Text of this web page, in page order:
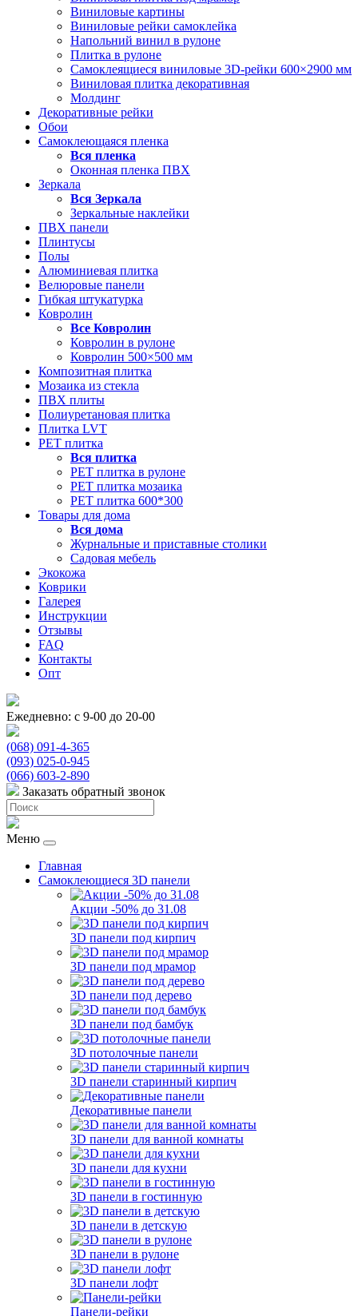
Виниловые картины
Виниловые рейки самоклейка
Напольний винил в рулоне
Плитка в рулоне
Самоклеящиеся виниловые 3D‑рейки 600×2900 мм
Виниловая плитка декоративная
Молдинг
Декоративные рейки
Обои
Самоклеющаяся пленка
Вся пленка
Оконная пленка ПВХ
Зеркала
Вся Зеркала
Зеркальные наклейки
ПВХ панели
Плинтусы
Полы
Алюминиевая плитка
Велюровые панели
Гибкая штукатурка
Ковролин
Все Ковролин
Ковролин в рулоне
Ковролин 500×500 мм
Композитная плитка
Мозаика из стекла
ПВХ плиты
Полиуретановая плитка
Плитка LVT
РЕТ плитка
Вся плитка
РЕТ плитка в рулоне
РЕТ плитка мозаика
РЕТ плитка 600*300
Товары для дома
Вся дома
Журнальные и приставные столики
Садовая мебель
Экокожа
Коврики
Галерея
Инструкции
Отзывы
FAQ
Контакты
Опт
Ежедневно: с 9-00 до 20-00
(068) 091-4-365
(093) 025-0-945
(066) 603-2-890
Заказать обратный звонок
Меню
Главная
Самоклеющиеся 3D панели
Акции -50% до 31.08
3D панели под кирпич
3D панели под мрамор
3D панели под дерево
3D панели под бамбук
3D потолочные панели
3D панели старинный кирпич
Декоративные панели
3D панели для ванной комнаты
3D панели для кухни
3D панели в гостинную
3D панели в детскую
3D панели в рулоне
3D панели лофт
Панели-рейки